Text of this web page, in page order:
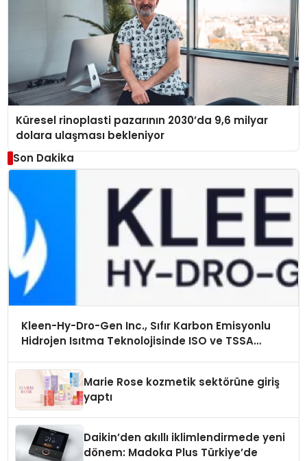
Küresel rinoplasti pazarının 2030’da 9,6 milyar
dolara ulaşması bekleniyor
Son Dakika
Kleen-Hy-Dro-Gen Inc., Sıfır Karbon Emisyonlu
Hidrojen Isıtma Teknolojisinde ISO ve TSSA
Marie Rose kozmetik sektörüne giriş
yaptı
Daikin’den akıllı iklimlendirmede yeni
dönem: Madoka Plus Türkiye’de